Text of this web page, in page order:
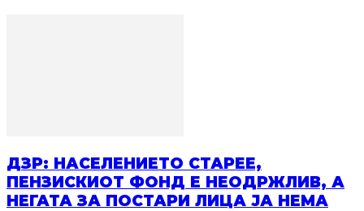
ДЗР: НАСЕЛЕНИЕТО СТАРЕЕ,
ПЕНЗИСКИОТ ФОНД Е НЕОДРЖЛИВ, А
НЕГАТА ЗА ПОСТАРИ ЛИЦА ЈА НЕМА